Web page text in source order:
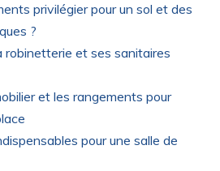
privilégier pour un sol et des
?
robinetterie et ses sanitaires
et les rangements pour
pour une salle de